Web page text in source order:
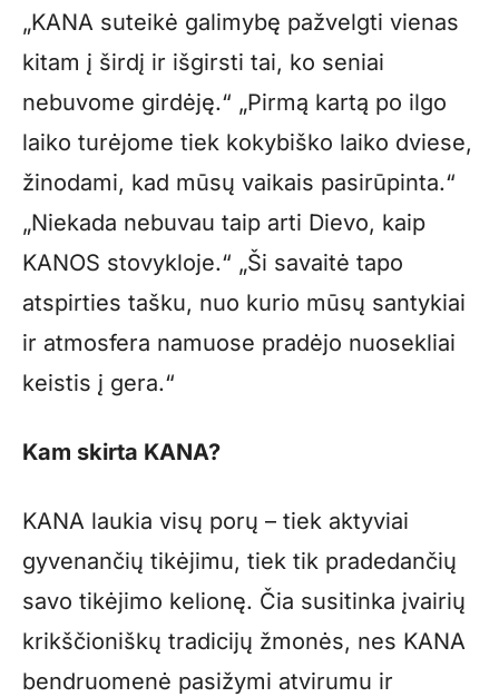
„KANA suteikė galimybę pažvelgti vienas
kitam į širdį ir išgirsti tai, ko seniai
nebuvome girdėję.“ „Pirmą kartą po ilgo
laiko turėjome tiek kokybiško laiko dviese,
žinodami, kad mūsų vaikais pasirūpinta.“
„Niekada nebuvau taip arti Dievo, kaip
KANOS stovykloje.“ „Ši savaitė tapo
atspirties tašku, nuo kurio mūsų santykiai
ir atmosfera namuose pradėjo nuosekliai
keistis į gera.“
Kam skirta KANA?
KANA laukia visų porų – tiek aktyviai
gyvenančių tikėjimu, tiek tik pradedančių
savo tikėjimo kelionę. Čia susitinka įvairių
krikščioniškų tradicijų žmonės, nes KANA
bendruomenė pasižymi atvirumu ir